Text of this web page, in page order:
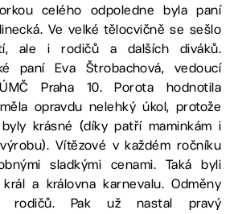
celého odpoledne byla paní
Ve velké tělocvičně se sešlo
ale i rodičů a dalších diváků.
paní Eva Štrobachová, vedoucí
Praha 10. Porota hodnotila
opravdu nelehký úkol, protože
krásné (díky patří maminkám i
Vítězové v každém ročníku
sladkými cenami. Taká byli
a královna karnevalu. Odměny
rodičů. Pak už nastal pravý